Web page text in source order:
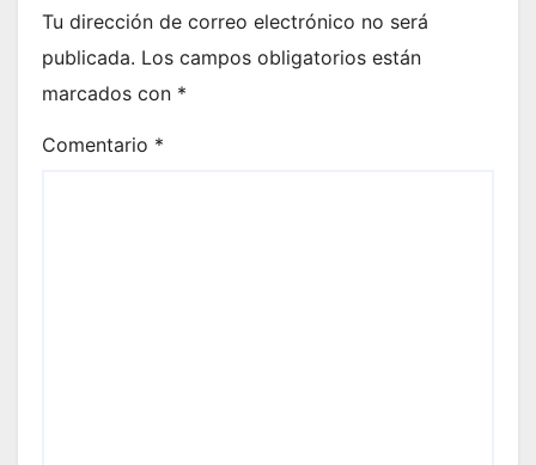
Tu dirección de correo electrónico no será
publicada. Los campos obligatorios están
marcados con *
Comentario *